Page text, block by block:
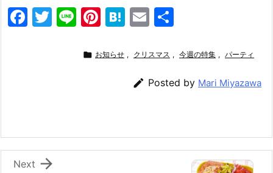
F
o
k
T
Li
e
Pi
er
H
e
a
E
ai
l
 お知らせ , クリスマス , 今週の特集 , パーティ
 Posted by Mari Miyazawa

Next